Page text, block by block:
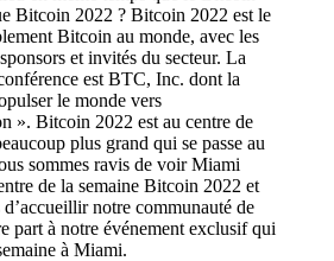
Bitcoin 2022 ? Bitcoin 2022 est le
Bitcoin au monde, avec les
et invités du secteur. La
est BTC, Inc. dont la
le monde vers
». Bitcoin 2022 est au centre de
plus grand qui se passe au
sommes ravis de voir Miami
de la semaine Bitcoin 2022 et
notre communauté de
part à notre événement exclusif qui
à Miami.